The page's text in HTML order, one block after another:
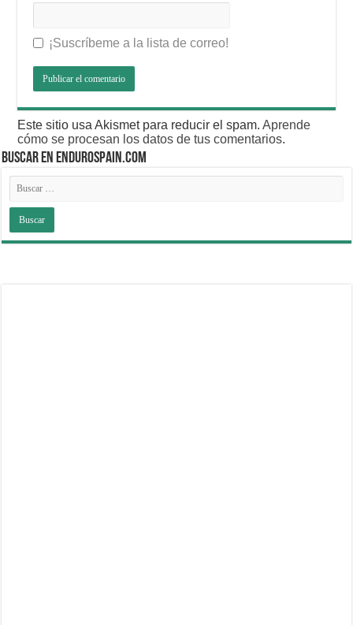
¡Suscríbeme a la lista de correo!
Este sitio usa Akismet para reducir el spam.Aprende
cómo se procesan los datos de tus comentarios.
BUSCAR EN ENDUROSPAIN.COM